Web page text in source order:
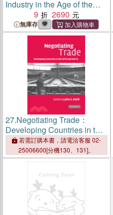
Industry in the Age of the
Petrochemical Revolution
9 2690
無庫存
27.Negotiating Trade：
Developing Countries in the
WTO and NAFTA
若需訂購本書，請電洽客服 02-
25006600[分機130、131]。